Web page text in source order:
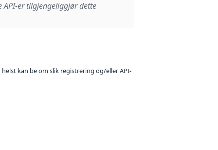
API-er tilgjengeliggjør dette
kan be om slik registrering og/eller API-